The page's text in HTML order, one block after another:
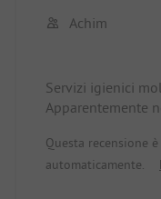
Achim
Servizi igienici
Apparentemente
Questa recensione
automaticamente.